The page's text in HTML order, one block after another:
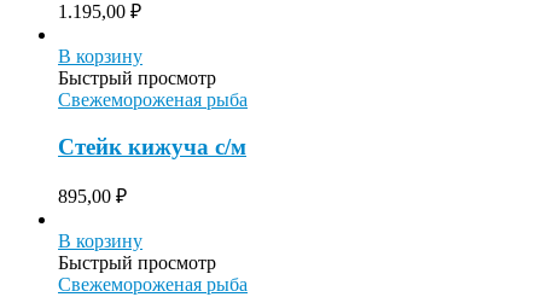
1.195,00 ₽
В корзину
Быстрый просмотр
Свежемороженая рыба
Стейк кижуча с/м
895,00 ₽
В корзину
Быстрый просмотр
Свежемороженая рыба